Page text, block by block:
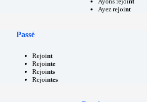
Ayez rejoint
Passé
Rejoint
Rejointe
Rejoints
Rejointes